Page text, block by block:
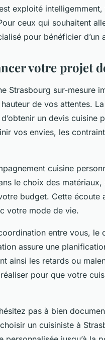
exploité
ceux qui souhaitent
pour bénéficier
votre projet
Strasbourg sur-mesure
de vos attentes.
un devis cuisine
vos envies, les
cuisine
le choix des
budget. Cette écoute
votre mode de vie.
entre vous, le
assure une
ainsi les retards ou
pour que votre
pas à bien
un cuisiniste à